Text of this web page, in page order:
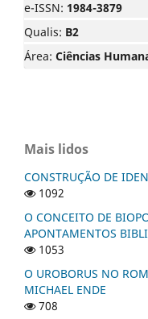
e-ISSN: 1984-3879
Qualis: B2
Área: Ciências
Mais lidos
CONSTRUÇÃO DE
1092
O CONCEITO DE
APONTAMENTOS
1053
O UROBORUS NO
MICHAEL ENDE
708